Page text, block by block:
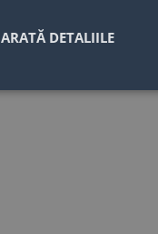
ARATĂ DETALIILE